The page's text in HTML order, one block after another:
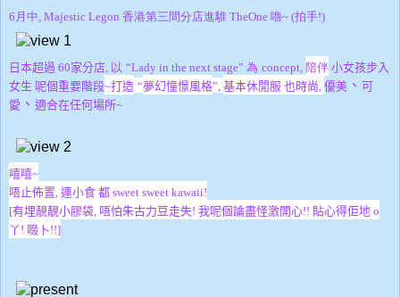
6月中, Majestic Legon 香港第三間分店進騅 TheOne 嚕~ (拍手!)
日本超過 60家分店, 以 “Lady in the next stage” 為 concept, 陪伴 小女孩步入
女生 呢個重要階段~打造 “夢幻憧憬風格”, 基本休閒服 也時尚, 優美 、 可
愛 、 適合在任何場所~
嘻嘻~
唔止佈置, 連小食 都 sweet sweet kawaii!
[有埋靚靚小膠袋, 唔怕朱古力豆走失! 我呢個論盡怪激開心!! 貼心得佢地 o
丫! 啜卜!!]